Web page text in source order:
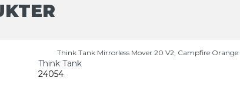
Think Tank Mirrorless Mover 20 V2, Campfire Orange
Think Tank
24054